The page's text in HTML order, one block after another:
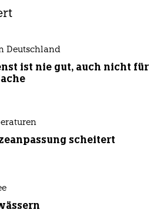
Deutschland
ist nie gut, auch nicht für
scheitert